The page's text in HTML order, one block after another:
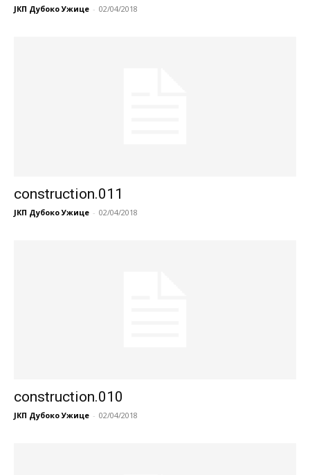
ЈКП Дубоко Ужице - 02/04/2018
construction.011
ЈКП Дубоко Ужице - 02/04/2018
construction.010
ЈКП Дубоко Ужице - 02/04/2018